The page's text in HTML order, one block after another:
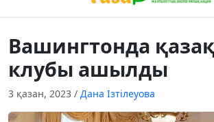
Вашингтонда қазақ
клубы ашылды
3 қазан, 2023 / Дана Ізтілеуова